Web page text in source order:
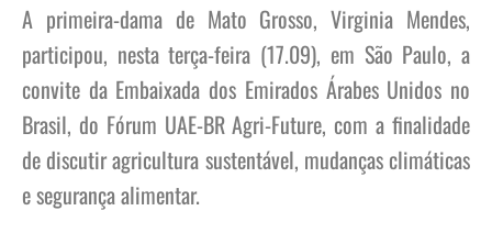
A primeira-dama de Mato Grosso, Virginia Mendes,
participou, nesta terça-feira (17.09), em São Paulo, a
convite da Embaixada dos Emirados Árabes Unidos no
Brasil, do Fórum UAE-BR Agri-Future, com a finalidade
de discutir agricultura sustentável, mudanças climáticas
e segurança alimentar.